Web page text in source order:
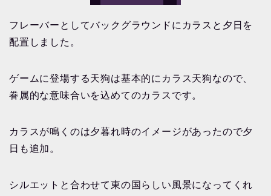
フレーバーとしてバックグラウンドにカラスと夕日を
配置しました。
ゲームに登場する天狗は基本的にカラス天狗なので、
眷属的な意味合いを込めてのカラスです。
カラスが鳴くのは夕暮れ時のイメージがあったので夕
日も追加。
シルエットと合わせて東の国らしい風景になってくれ